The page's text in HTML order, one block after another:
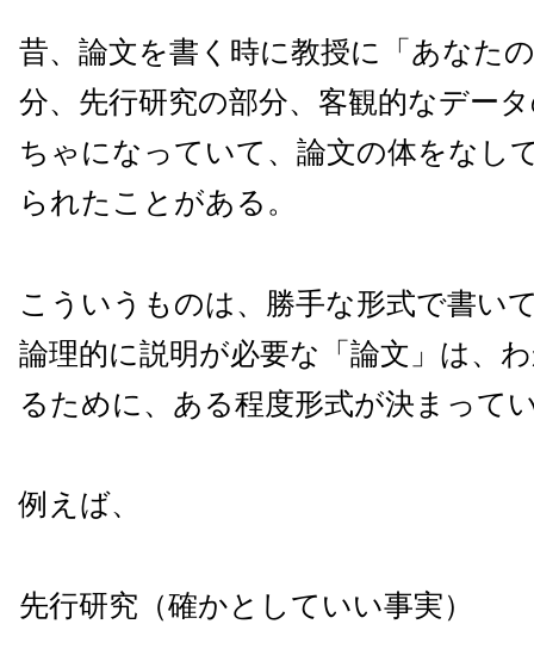
昔、論文を書く時に教授に「あなた
分、先行研究の部分、客観的なデー
ちゃになっていて、論文の体をなし
られたことがある。
こういうものは、勝手な形式で書い
論理的に説明が必要な「論文」は、
るために、ある程度形式が決まって
例えば、
先行研究（確かとしていい事実）